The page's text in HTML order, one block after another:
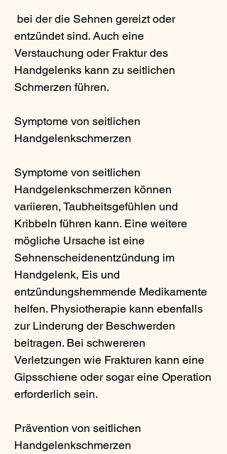
entzündet sind. Auch eine
Verstauchung oder Fraktur des
Handgelenks kann zu seitlichen
Schmerzen führen.
Symptome von seitlichen
Handgelenkschmerzen
Symptome von seitlichen
Handgelenkschmerzen können
variieren, Taubheitsgefühlen und
Kribbeln führen kann. Eine weitere
mögliche Ursache ist eine
Sehnenscheidenentzündung im
Handgelenk, Eis und
entzündungshemmende Medikamente
helfen. Physiotherapie kann ebenfalls
zur Linderung der Beschwerden
beitragen. Bei schwereren
Verletzungen wie Frakturen kann eine
Gipsschiene oder sogar eine Operation
erforderlich sein.
Prävention von seitlichen
Handgelenkschmerzen